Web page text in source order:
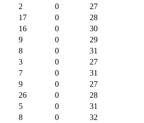
2 0
27
17 0
28
16 0
30
9 0
29
8 0
31
3 0
27
7 0
31
9 0
27
26 0
28
5 0
31
8 0
32